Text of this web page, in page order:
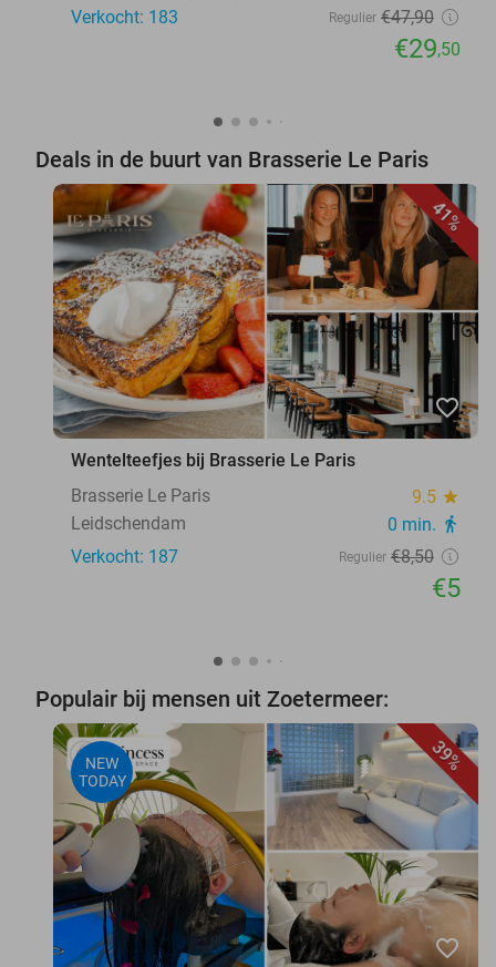
Verkocht: 183
Regulier €47,90
€29,50
Deals in de buurt van Brasserie Le Paris
41%
favorite_border
Wentelteefjes bij Brasserie Le Paris
Brasserie Le Paris
9.5 star
Leidschendam 0 min. directions_walk
Verkocht: 187 Regulier €8,50
€5
Populair bij mensen uit Zoetermeer:
39%
NEW
TODAY
favorite_border